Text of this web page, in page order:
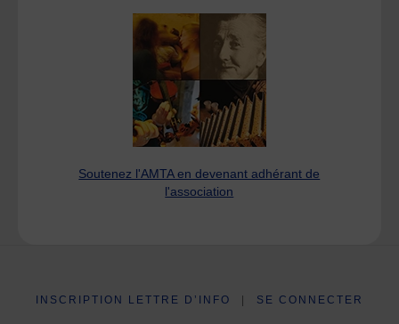
Soutenez l'AMTA en devenant adhérant de
l'association
INSCRIPTION LETTRE D’INFO SE CONNECTER